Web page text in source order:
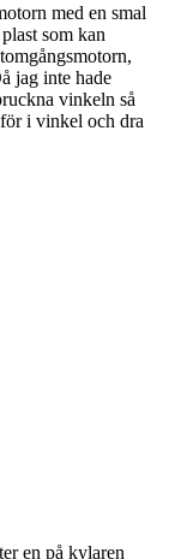
med en smal
som kan
jag inte hade
vinkeln så
i vinkel och dra
en på kylaren